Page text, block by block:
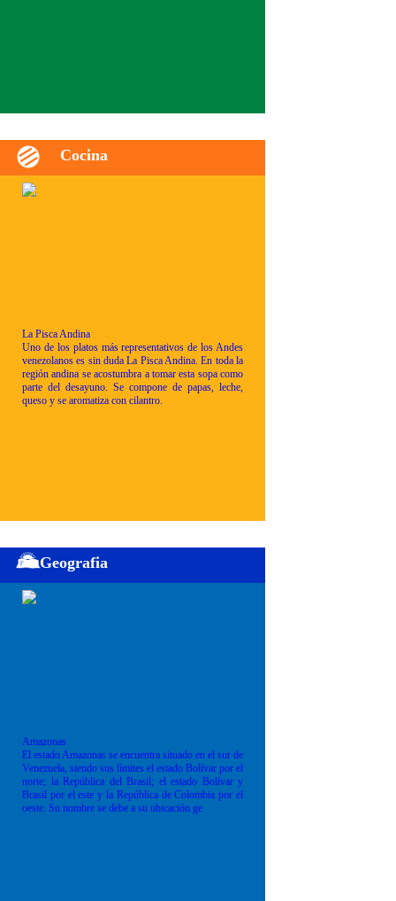
Cocina
La Pisca Andina
Uno de los platos más representativos de los Andes
venezolanos es sin duda La Pisca Andina. En toda la
región andina se acostumbra a tomar esta sopa como
parte del desayuno. Se compone de papas, leche,
queso y se aromatiza con cilantro.
Geografia
Amazonas
El estado Amazonas se encuentra situado en el sur de
Venezuela, siendo sus límites el estado Bolívar por el
norte; la República del Brasil; el estado Bolívar y
Brasil por el este y la República de Colombia por el
oeste. Su nombre se debe a su ubicación ge